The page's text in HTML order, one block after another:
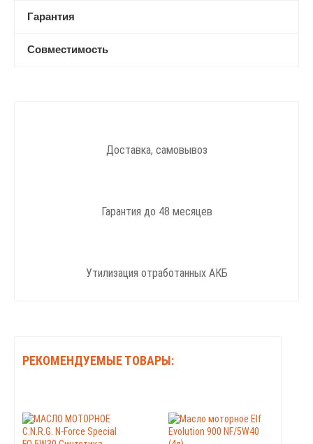
Гарантия
Совместимость
Доставка, самовывоз
Гарантия до 48 месяцев
Утилизация отработанных АКБ
РЕКОМЕНДУЕМЫЕ ТОВАРЫ: